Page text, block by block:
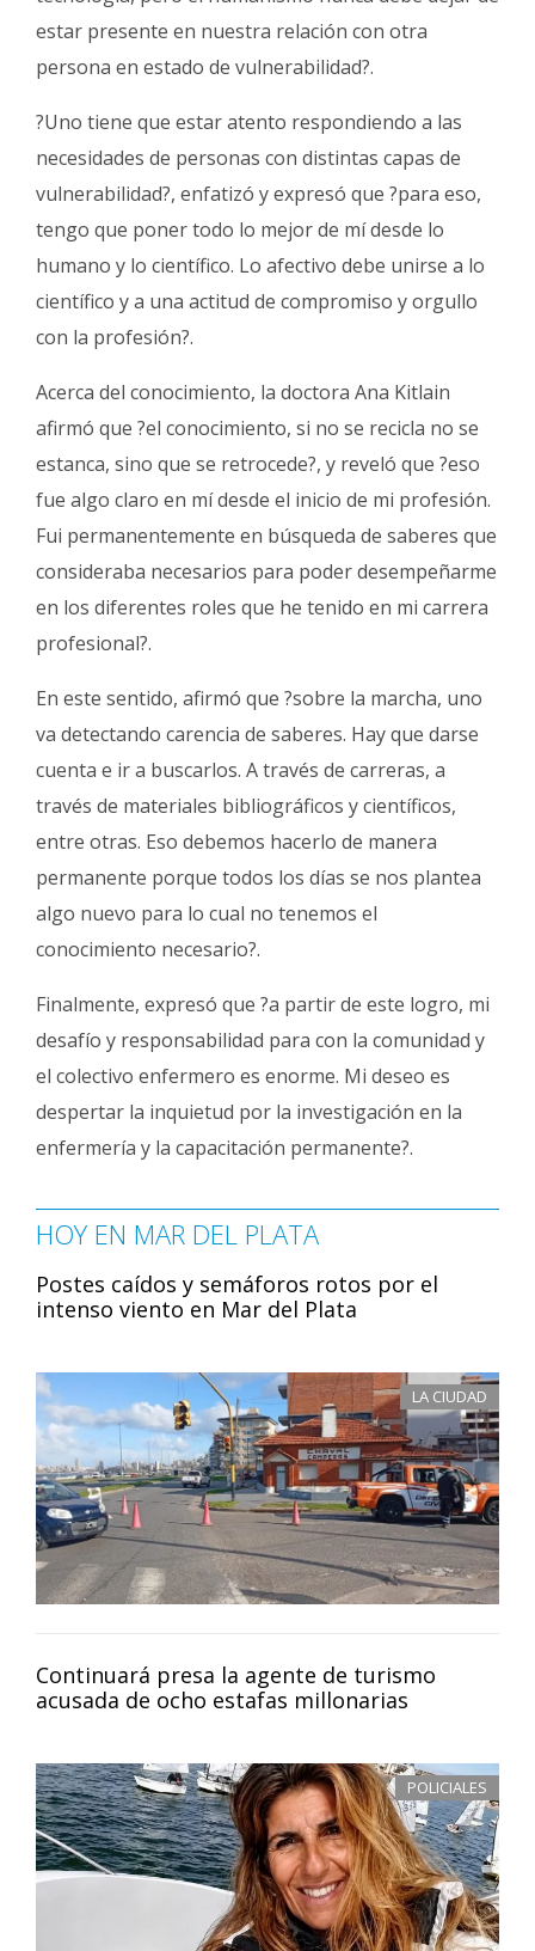
estar presente en nuestra relación con otra
persona en estado de vulnerabilidad?.
?Uno tiene que estar atento respondiendo a las
necesidades de personas con distintas capas de
vulnerabilidad?, enfatizó y expresó que ?para eso,
tengo que poner todo lo mejor de mí desde lo
humano y lo científico. Lo afectivo debe unirse a lo
científico y a una actitud de compromiso y orgullo
con la profesión?.
Acerca del conocimiento, la doctora Ana Kitlain
afirmó que ?el conocimiento, si no se recicla no se
estanca, sino que se retrocede?, y reveló que ?eso
fue algo claro en mí desde el inicio de mi profesión.
Fui permanentemente en búsqueda de saberes que
consideraba necesarios para poder desempeñarme
en los diferentes roles que he tenido en mi carrera
profesional?.
En este sentido, afirmó que ?sobre la marcha, uno
va detectando carencia de saberes. Hay que darse
cuenta e ir a buscarlos. A través de carreras, a
través de materiales bibliográficos y científicos,
entre otras. Eso debemos hacerlo de manera
permanente porque todos los días se nos plantea
algo nuevo para lo cual no tenemos el
conocimiento necesario?.
Finalmente, expresó que ?a partir de este logro, mi
desafío y responsabilidad para con la comunidad y
el colectivo enfermero es enorme. Mi deseo es
despertar la inquietud por la investigación en la
enfermería y la capacitación permanente?.
HOY EN MAR DEL PLATA
Postes caídos y semáforos rotos por el
intenso viento en Mar del Plata
LA CIUDAD
Continuará presa la agente de turismo
acusada de ocho estafas millonarias
POLICIALES